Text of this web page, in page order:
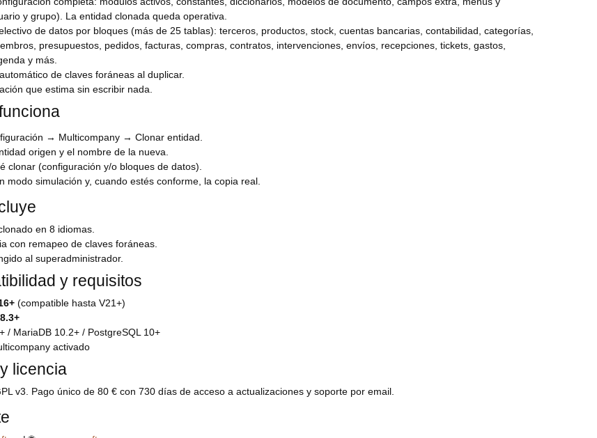
y grupo). La entidad clonada queda operativa.
de datos por bloques (más de 25 tablas): terceros, productos, stock, cuentas bancarias, contabilidad, categorías,
presupuestos, pedidos, facturas, compras, contratos, intervenciones, envíos, recepciones, tickets, gastos,
y más.
de claves foráneas al duplicar.
que estima sin escribir nada.
→ Multicompany → Clonar entidad.
origen y el nombre de la nueva.
clonar (configuración y/o bloques de datos).
modo simulación y, cuando estés conforme, la copia real.
en 8 idiomas.
con remapeo de claves foráneas.
al superadministrador.
y requisitos
(compatible hasta V21+)
/ MariaDB 10.2+ / PostgreSQL 10+
activado
licencia
v3. Pago único de 80 € con 730 días de acceso a actualizaciones y soporte por email.